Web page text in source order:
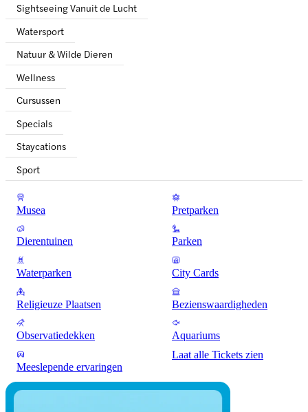
Sightseeing Vanuit de Lucht
Watersport
Natuur & Wilde Dieren
Wellness
Cursussen
Specials
Staycations
Sport
Musea Pretparken
Dierentuinen Parken
Waterparken City Cards
Religieuze Plaatsen Bezienswaardigheden
Observatiedekken Aquariums
Meeslepende ervaringen
Laat alle Tickets zien